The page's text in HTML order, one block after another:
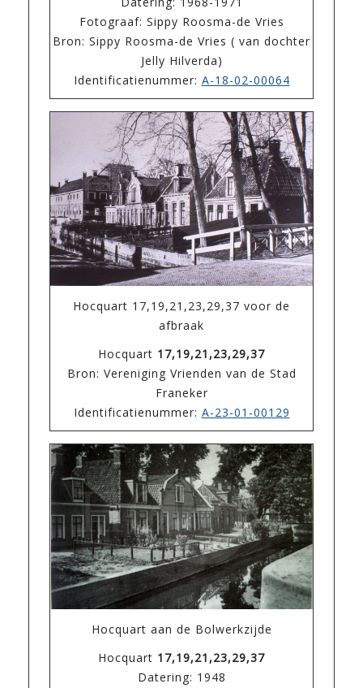
Fotograaf: Sippy Roosma-de Vries
Bron: Sippy Roosma-de Vries ( van dochter
Jelly Hilverda)
Identificatienummer: A-18-02-00064
Hocquart 17,19,21,23,29,37 voor de
afbraak
Hocquart 17,19,21,23,29,37
Bron: Vereniging Vrienden van de Stad
Franeker
Identificatienummer: A-23-01-00129
Hocquart aan de Bolwerkzijde
Hocquart 17,19,21,23,29,37
Datering: 1948